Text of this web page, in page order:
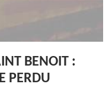
BENOIT :
PERDU